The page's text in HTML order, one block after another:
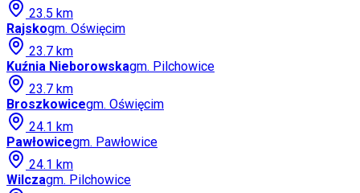
23.5 km
Rajskogm. Oświęcim
23.7 km
Kuźnia Nieborowskagm. Pilchowice
23.7 km
Broszkowicegm. Oświęcim
24.1 km
Pawłowicegm. Pawłowice
24.1 km
Wilczagm. Pilchowice